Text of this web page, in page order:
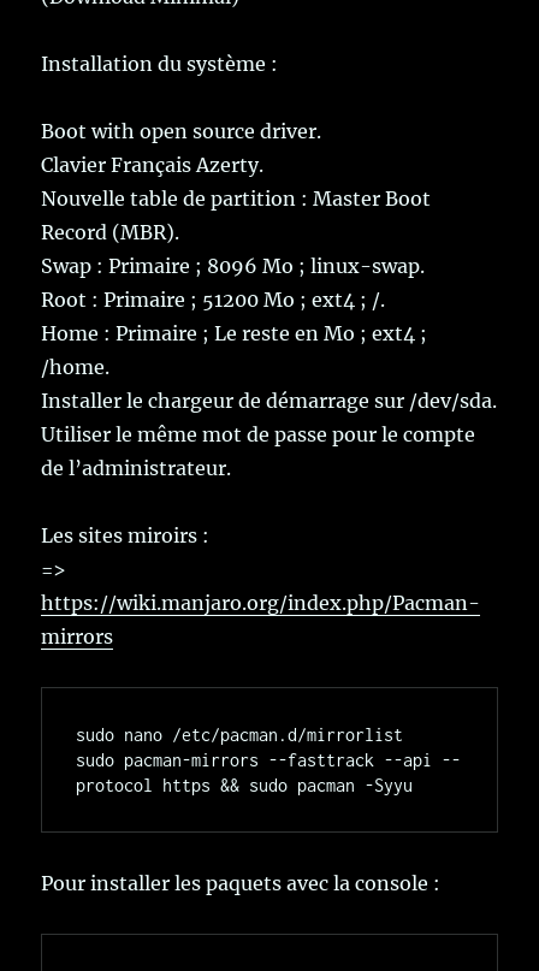
Installation du système :
Boot with open source driver.
Clavier Français Azerty.
Nouvelle table de partition : Master Boot
Record (MBR).
Swap : Primaire ; 8096 Mo ; linux-swap.
Root : Primaire ; 51200 Mo ; ext4 ; /.
Home : Primaire ; Le reste en Mo ; ext4 ;
/home.
Installer le chargeur de démarrage sur /dev/sda.
Utiliser le même mot de passe pour le compte
de l’administrateur.
Les sites miroirs :
=>
https://wiki.manjaro.org/index.php/Pacman-
mirrors
sudo nano /etc/pacman.d/mirrorlist
sudo pacman-mirrors --fasttrack --api --
Pour installer les paquets avec la console :